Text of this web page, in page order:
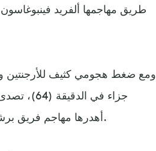
طريق مهاجمها ألفريد
ومع ضغط هجومي كثيف للأرجنتين
جزاء في
أهدرها مهاجم فريق برشلونة الإسباني، بعد أن تصدى لها حارس مرمى إيسلندا بنجاح.